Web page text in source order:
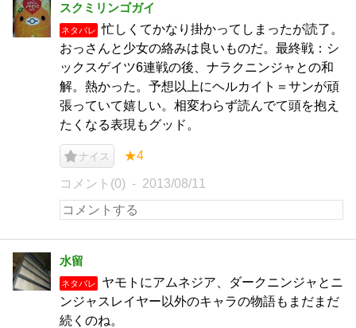
スクミリンゴガイ
ネタバレ
忙しくてかなり掛かってしまったが読了。
おっさんと少女の絡みは良いものだ。最終戦：シ
ックスゲイツ6連戦の後、ナラクニンジャとの和
解。熱かった。予想以上にヘルカイト＝サンが頑
張っていて嬉しい。相変わらず読んでて頭を抱え
たくなる表現もグッド。
ナイス ★4
コメント(0) 2013/08/11
水留
ネタバレ
ヤモトにアムネジア、ダークニンジャとニ
ンジャスレイヤー以外のキャラの物語もまだまだ
続くのね。